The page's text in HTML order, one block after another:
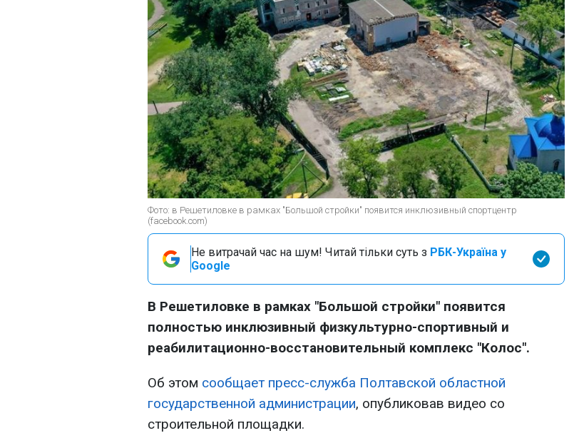
Фото: в Решетиловке в рамках "Большой стройки" появится инклюзивный спортцентр
(facebook.com)
Не витрачай час на шум! Читай тільки суть з РБК-Україна у
Google
В Решетиловке в рамках "Большой стройки" появится
полностью инклюзивный физкультурно-спортивный и
реабилитационно-восстановительный комплекс "Колос".
Об этом сообщает пресс-служба Полтавской областной
государственной администрации, опубликовав видео со
строительной площадки.